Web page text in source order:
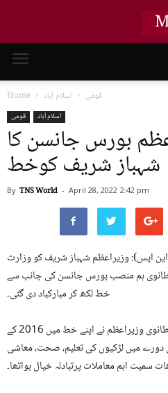
Home قومی اسلام آباد
قومی اسلام آباد
بورس جانسن کا
شہباز شریف کوخط
By TNS World - April 28, 2022 2:42 pm
28 اپریل 2022 (ٹی این ایس): وزیراعظم شہباز شریف کو وزارت
ہم منصب بورس جانسن کی جانب سے
خط لکھ کر مبارکباد دی گئی۔
ترجمان دفتر خارجہ کا کہنا ہےکہ برطانوی وزیراعظم نے اپنے خط میں 2016 کے
دورے میں لڑکیوں کی تعلیم، صحت، معاشی
سمیت اہم معاملات پرتبادلہ خیال ہواتھا۔